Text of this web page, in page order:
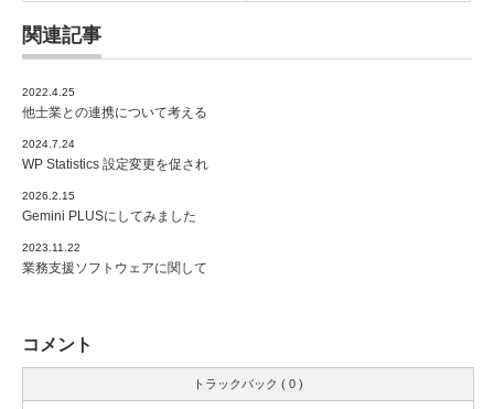
関連記事
2022.4.25
他士業との連携について考える
2024.7.24
WP Statistics 設定変更を促され
2026.2.15
Gemini PLUSにしてみました
2023.11.22
業務支援ソフトウェアに関して
コメント
トラックバック ( 0 )